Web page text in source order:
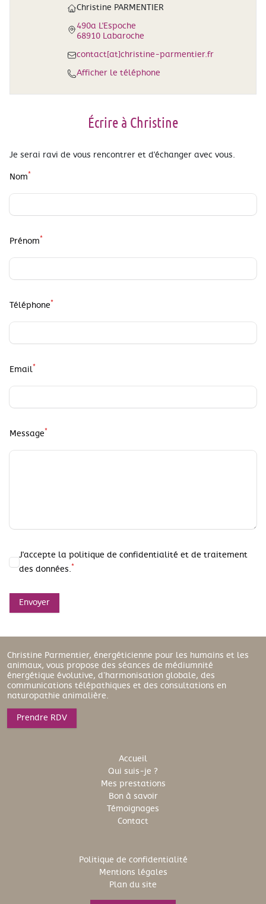
Christine PARMENTIER
490a L'Espoche
68910 Labaroche
contact[at]christine-parmentier.fr
Afficher le téléphone
Écrire à Christine
Je serai ravi de vous rencontrer et d'échanger avec vous.
Nom *
Prénom *
Téléphone *
Email*
Message *
J'accepte la politique de confidentialité et de traitement
des données. *
Envoyer
Christine Parmentier, énergéticienne pour les humains et les
animaux, vous propose des séances de médiumnité
énergétique évolutive, d’harmonisation globale, des
communications télépathiques et des consultations en
naturopathie animalière.
Prendre RDV
Accueil
Qui suis-je ?
Mes prestations
Bon à savoir
Témoignages
Contact
Politique de confidentialité
Mentions légales
Plan du site